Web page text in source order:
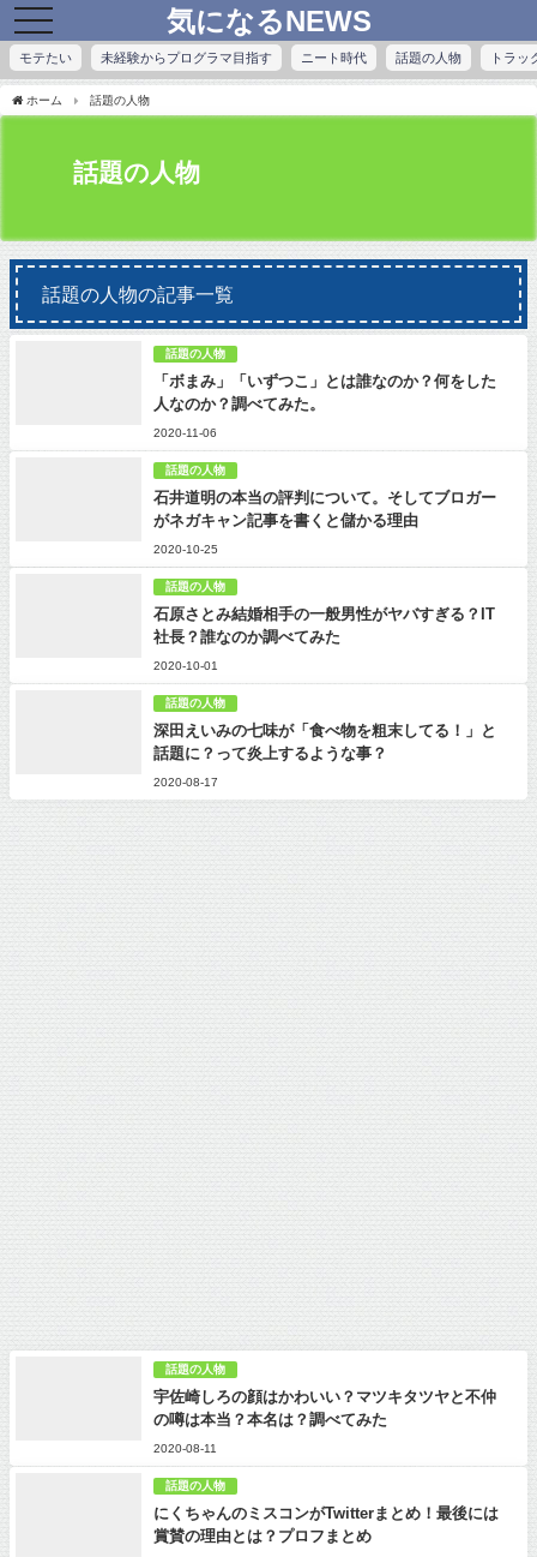
toggle
navigation
気になるNEWS
モテたい 未経験からプログラマ目指す ニート時代 話題の人物 トラッ
ホーム 話題の人物
話題の人物
話題の人物の記事一覧
話題の人物
「ボまみ」「いずつこ」とは誰なのか？何をした
人なのか？調べてみた。
2020-11-06
話題の人物
石井道明の本当の評判について。そしてブロガー
がネガキャン記事を書くと儲かる理由
2020-10-25
話題の人物
石原さとみ結婚相手の一般男性がヤバすぎる？IT
社長？誰なのか調べてみた
2020-10-01
話題の人物
深田えいみの七味が「食べ物を粗末してる！」と
話題に？って炎上するような事？
2020-08-17
話題の人物
宇佐崎しろの顔はかわいい？マツキタツヤと不仲
の噂は本当？本名は？調べてみた
2020-08-11
話題の人物
にくちゃんのミスコンがTwitterまとめ！最後には
賞賛の理由とは？プロフまとめ